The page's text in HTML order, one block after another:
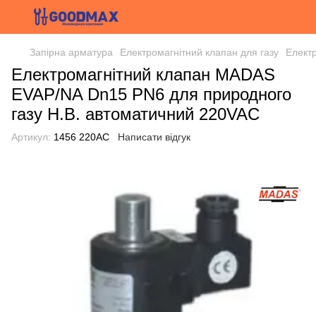
Запірна арматура Електромагнітний клапан для газу
Електромагнітний клапан MADAS
EVAP/NA Dn15 PN6 для природного
газу Н.В. автоматичний 220VAC
Артикул: 1456 220AC Написати відгук